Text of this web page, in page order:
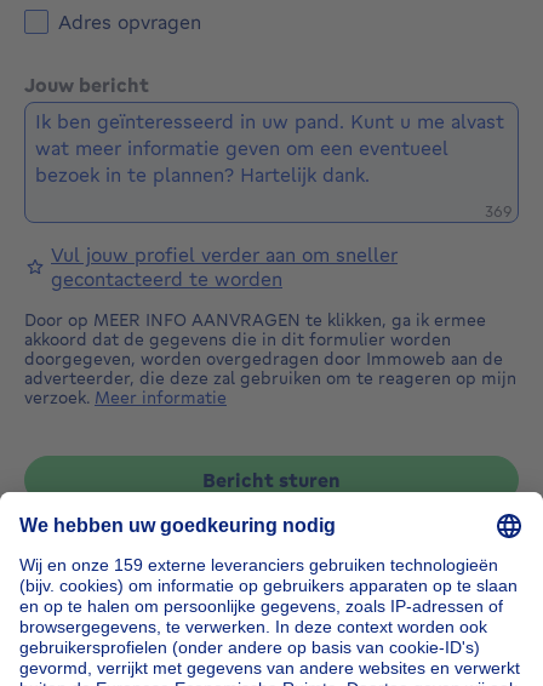
Adres opvragen
Jouw bericht
369
Vul jouw profiel verder aan om sneller
gecontacteerd te worden
Door op MEER INFO AANVRAGEN te klikken, ga ik ermee
akkoord dat de gegevens die in dit formulier worden
doorgegeven, worden overgedragen door Immoweb aan de
adverteerder, die deze zal gebruiken om te reageren op mijn
verzoek. Meer informatie
Bericht sturen